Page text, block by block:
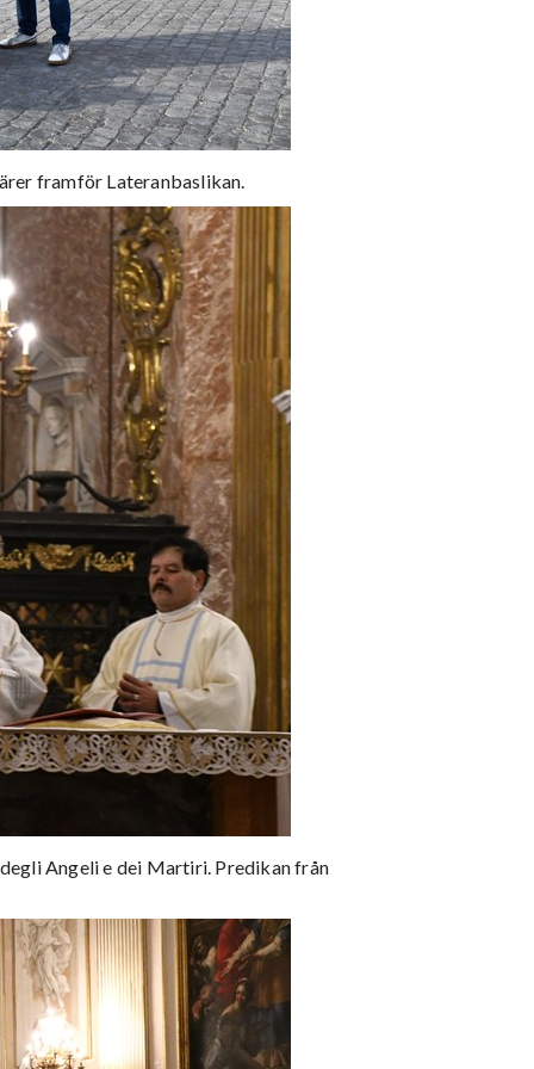
framför Lateranbaslikan.
Angeli e dei Martiri. Predikan från